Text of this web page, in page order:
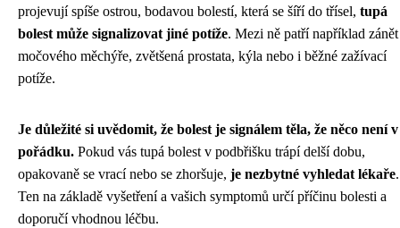
projevují spíše ostrou, bodavou bolestí, která se šíří do třísel, tupá
bolest může signalizovat jiné potíže. Mezi ně patří například zánět
močového měchýře, zvětšená prostata, kýla nebo i běžné zažívací
potíže.
Je důležité si uvědomit, že bolest je signálem těla, že něco není v
pořádku. Pokud vás tupá bolest v podbřišku trápí delší dobu,
opakovaně se vrací nebo se zhoršuje, je nezbytné vyhledat lékaře.
Ten na základě vyšetření a vašich symptomů určí příčinu bolesti a
doporučí vhodnou léčbu.